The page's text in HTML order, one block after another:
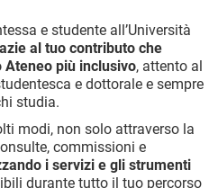
e studente all’Università
al tuo contributo che
più inclusivo, attento al
e dottorale e sempre
studia.
modi, non solo attraverso la
commissioni e
i servizi e gli strumenti
durante tutto il tuo percorso